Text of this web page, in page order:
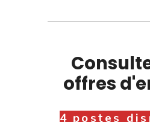
offres
4 postes